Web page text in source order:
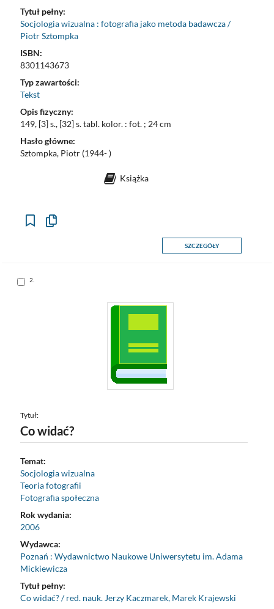
Tytuł pełny:
Socjologia wizualna : fotografia jako metoda badawcza /
Piotr Sztompka
ISBN:
8301143673
Typ zawartości:
Tekst
Opis fizyczny:
149, [3] s., [32] s. tabl. kolor. : fot. ; 24 cm
Hasło główne:
Sztompka, Piotr (1944- )
Książka
Kopiuj
SZCZEGÓŁY
Skocz
2.
Tytuł:
Co widać?
Temat:
Socjologia wizualna
Teoria fotografii
Fotografia społeczna
Rok wydania:
2006
Wydawca:
Poznań : Wydawnictwo Naukowe Uniwersytetu im. Adama
Mickiewicza
Tytuł pełny:
Co widać? / red. nauk. Jerzy Kaczmarek, Marek Krajewski